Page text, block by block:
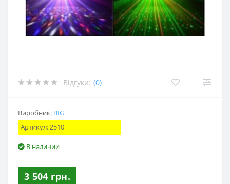
Відгуки: (0)
Виробник: BIG
Артикул:2510
В наличии
3 504 грн.